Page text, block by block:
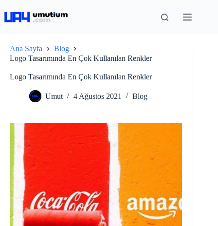
Ana Sayfa
Blog
Logo Tasarımında En Çok Kullanılan Renkler
Logo Tasarımında En Çok Kullanılan Renkler
Umut 4 Ağustos 2021 Blog